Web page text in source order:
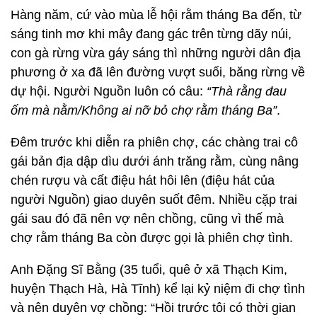
Hàng năm, cứ vào mùa lễ hội rằm tháng Ba đến, từ
sáng tinh mơ khi mây đang gác trên từng dãy núi,
con gà rừng vừa gáy sáng thì những người dân địa
phương ở xa đã lên đường vượt suối, băng rừng về
dự hội. Người Nguồn luôn có câu: “Thà rằng đau
ốm mà nằm/Không ai nỡ bỏ chợ rằm tháng Ba”.
Đêm trước khi diễn ra phiên chợ, các chàng trai cô
gái bản địa dập dìu dưới ánh trăng rằm, cùng nâng
chén rượu và cất điệu hát hôi lên (điệu hát của
người Nguồn) giao duyên suốt đêm. Nhiều cặp trai
gái sau đó đã nên vợ nên chồng, cũng vì thế mà
chợ rằm tháng Ba còn được gọi là phiên chợ tình.
Anh Đặng Sĩ Bằng (35 tuổi, quê ở xã Thạch Kim,
huyện Thạch Hà, Hà Tĩnh) kể lại kỷ niệm đi chợ tình
và nên duyên vợ chồng: “Hồi trước tôi có thời gian